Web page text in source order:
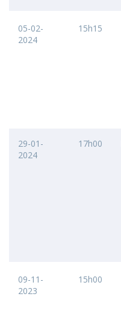
05-02-
2024
15h15
29-01-
2024
17h00
09-11-
2023
15h00